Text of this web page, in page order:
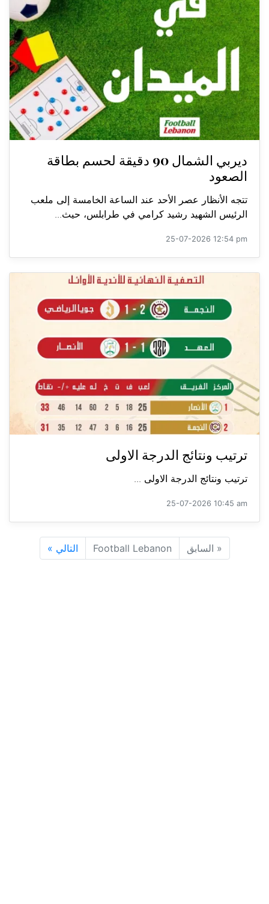
ديربي الشمال 90 دقيقة لحسم بطاقة
الصعود
تتجه الأنظار عصر الأحد عند الساعة الخامسة إلى ملعب
الرئيس الشهيد رشيد كرامي في طرابلس، حيث...
25-07-2026 12:54 pm
ترتيب ونتائج الدرجة الاولى
ترتيب ونتائج الدرجة الاولى ...
25-07-2026 10:45 am
« السابق Football Lebanon التالي »